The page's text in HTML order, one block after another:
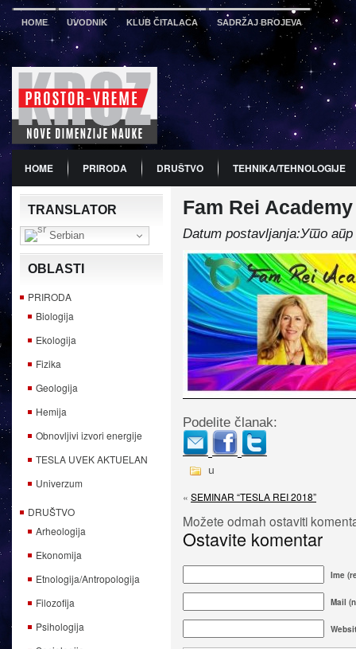
HOME UVODNIK KLUB ČITALACA SADRŽAJ BROJEVA
HOME PRIRODA DRUŠTVO TEHNIKA/TEHNOLOGIJE
PDF BROJ 12 PREDSTAVLJANJE KNJIGA PROMO
TRANSLATOR
Serbian
OBLASTI
PRIRODA
Biologija
Ekologija
Fizika
Geologija
Hemija
Obnovljivi izvori energije
TESLA UVEK AKTUELAN
Univerzum
DRUŠTVO
Arheologija
Ekonomija
Etnologija/Antropologija
Filozofija
Psihologija
Fam Rei
Datum postavljanja:Уто апр
Podelite članak:
u
« SEMINAR “TESLA REI 2018”
Možete odmah ostaviti
Ostavite komentar
Ime
Mail